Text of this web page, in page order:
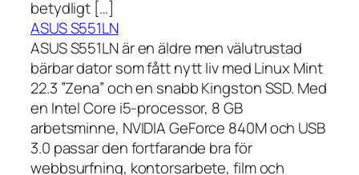
betydligt […]
ASUS S551LN
ASUS S551LN är en äldre men välutrustad
bärbar dator som fått nytt liv med Linux Mint
22.3 ”Zena” och en snabb Kingston SSD. Med
en Intel Core i5-processor, 8 GB
arbetsminne, NVIDIA GeForce 840M och USB
3.0 passar den fortfarande bra för
webbsurfning, kontorsarbete, film och